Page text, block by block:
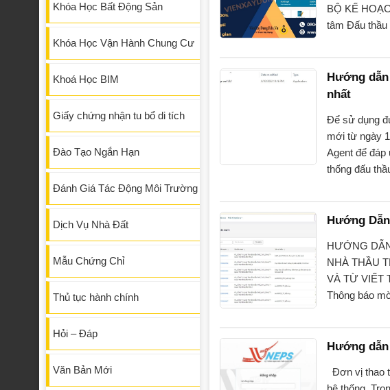
Khóa Học Bất Động Sản
Khóa Học Vận Hành Chung Cư
Khoá Học BIM
Giấy chứng nhận tu bổ di tích
Đào Tạo Ngắn Hạn
Đánh Giá Tác Động Môi Trường
Dịch Vụ Nhà Đất
Mẫu Chứng Chỉ
Thủ tục hành chính
Hỏi – Đáp
Văn Bản Mới
BỘ KẾ
tâm Đấu
Hướng
nhất
Để sử dụng
mới từ ngày
Agent để
thống đấu
Hướng
HƯỚNG
NHÀ THẦU
VÀ TỪ VIẾT
Thông báo
Hướng
Đơn vị thao